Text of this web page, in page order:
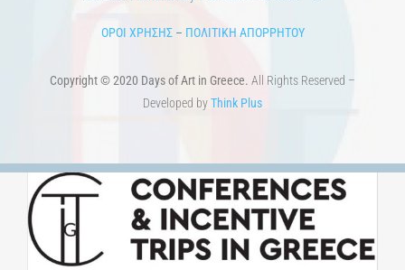
ΟΡΟΙ ΧΡΗΣΗΣ– ΠΟΛΙΤΙΚΗ ΑΠΟΡΡΗΤΟΥ
Copyright © 2020 Days of Art in Greece. All Rights Reserved –
Developed byThink Plus